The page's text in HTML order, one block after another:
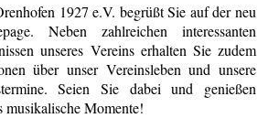
1927 e.V. begrüßt Sie auf der neu
Neben zahlreichen interessanten
unseres Vereins erhalten Sie zudem
über unser Vereinsleben und unsere
Seien Sie dabei und genießen
musikalische Momente!